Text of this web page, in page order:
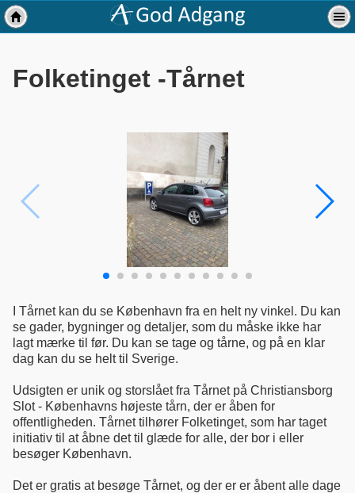
Folketinget -Tårnet
I Tårnet kan du se København fra en helt ny vinkel. Du kan
se gader, bygninger og detaljer, som du måske ikke har
lagt mærke til før. Du kan se tage og tårne, og på en klar
dag kan du se helt til Sverige.
Udsigten er unik og storslået fra Tårnet på Christiansborg
Slot - Københavns højeste tårn, der er åben for
offentligheden. Tårnet tilhører Folketinget, som har taget
initiativ til at åbne det til glæde for alle, der bor i eller
besøger København.
Det er gratis at besøge Tårnet, og der er er åbent alle dage